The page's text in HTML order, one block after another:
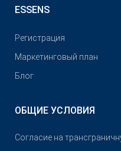
ESSENS
Pегистрация
Маркетинговый план
Блог
ОБЩИЕ УСЛОВИЯ
Согласие на